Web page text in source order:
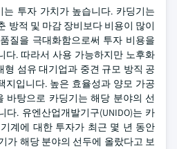
는 투자 가치가 높습니다. 카딩기는
방적 및 마감 장비보다 비용이 많이
질을 극대화함으로써 투자 비용을
다. 따라서 사용 가능하지만 노후화
형 섬유 대기업과 중견 규모 방직 공
지입니다. 높은 효율성과 양모 가공
바탕으로 카딩기는 해당 분야의 선
다. 유엔산업개발기구(UNIDO)는 카
계에 대한 투자가 최근 몇 년 동안
가 해당 분야의 선두에 올랐다고 보